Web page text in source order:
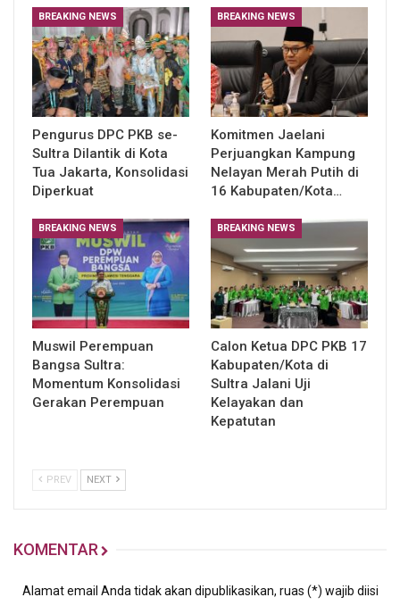
BREAKING NEWS
Pengurus DPC PKB se-
Sultra Dilantik di Kota
Tua Jakarta, Konsolidasi
Diperkuat
BREAKING NEWS
​Komitmen Jaelani
Perjuangkan Kampung
Nelayan Merah Putih di
16 Kabupaten/Kota…
BREAKING NEWS
Muswil Perempuan
Bangsa Sultra:
Momentum Konsolidasi
Gerakan Perempuan
BREAKING NEWS
Calon Ketua DPC PKB 17
Kabupaten/Kota di
Sultra Jalani Uji
Kelayakan dan
Kepatutan
PREV NEXT
KOMENTAR
Alamat email Anda tidak akan dipublikasikan, ruas (*) wajib diisi